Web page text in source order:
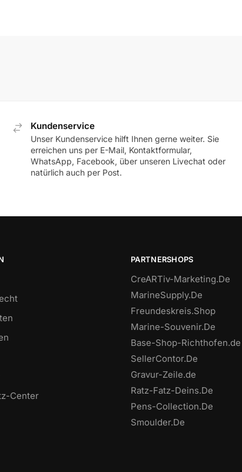
Kundenservice
Unser Kundenservice hilft Ihnen gerne weiter. Sie
erreichen uns per E-Mail, Kontaktformular,
WhatsApp, Facebook, über unseren Livechat oder
natürlich auch per Post.
Center
PARTNERSHOPS
CreARTiv-Marketing.De
MarineSupply.De
Freundeskreis.Shop
Marine-Souvenir.De
Base-Shop-Richthofen.de
SellerContor.De
Gravur-Zeile.de
Ratz-Fatz-Deins.De
Pens-Collection.De
Smoulder.De